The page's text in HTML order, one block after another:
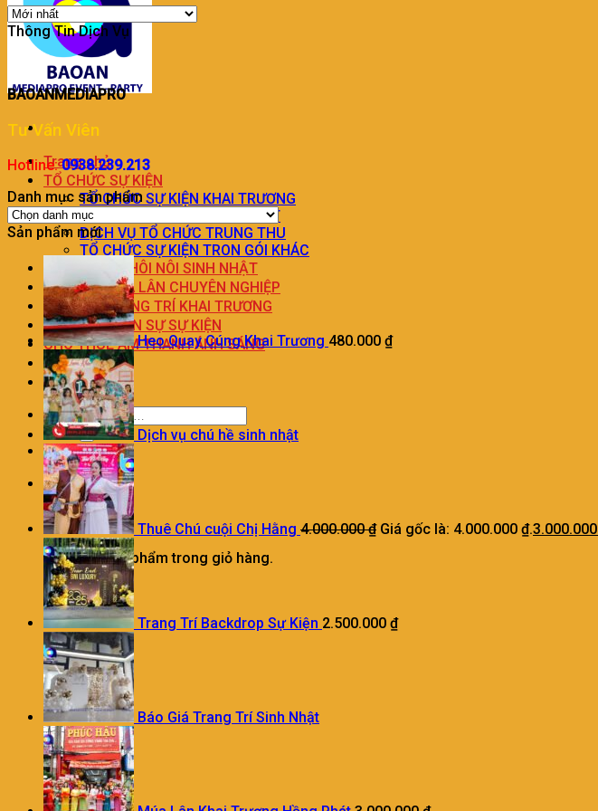
Trang chủ
TỔ CHỨC SỰ KIỆN
TỔ CHỨC SỰ KIỆN KHAI TRƯƠNG
DỊCH VỤ TỔ CHỨC SINH NHẬT
DỊCH VỤ TỔ CHỨC TRUNG THU
TỔ CHỨC SỰ KIỆN TRON GÓI KHÁC
TRANG TRÍ THÔI NÔI SINH NHẬT
DỊCH VỤ MÚA LÂN CHUYÊN NGHIỆP
DỊCH VỤ TRANG TRÍ KHAI TRƯƠNG
DỊCH VỤ NHÂN SỰ SỰ KIỆN
CHO THUÊ ÂM THANH ÁNH SÁNG
LIÊN HỆ
BÁO GIÁ
0
Giỏ hàng
Chưa có sản phẩm trong giỏ hàng.
Thông Tin Dịch Vụ
BAOANMEDIAPRO
Tư Vấn Viên
Hotline:0938.239.213
Danh mục sản phẩm
Sản phẩm mới
Heo Quay Cúng Khai Trương 480.000 ₫
Dịch vụ chú hề sinh nhật
Thuê Chú cuội Chị Hằng 4.000.000₫ Giá gốc là: 4.000.000 ₫.3.000.000
Trang Trí Backdrop Sự Kiện 2.500.000 ₫
Báo Giá Trang Trí Sinh Nhật